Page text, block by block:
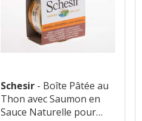
Schesir - Boîte Pâtée au
Thon avec Saumon en
Sauce Naturelle pour